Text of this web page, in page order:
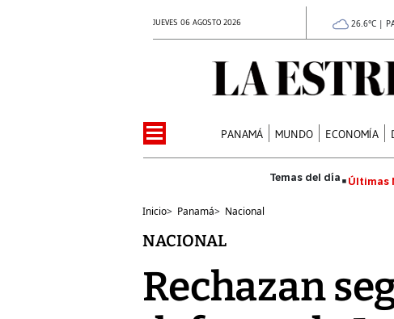
JUEVES 06 AGOSTO 2026 26.6°C |
PANAMÁ MUNDO ECONOMÍA
Últimas
Inicio> Panamá> Nacional
NACIONAL
Rechazan